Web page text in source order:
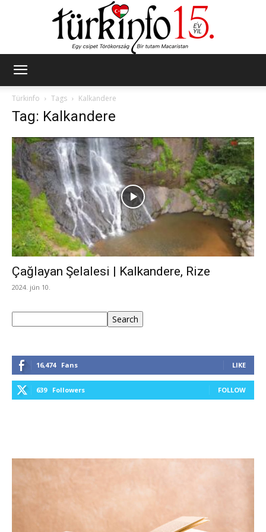
Türkinfo
Tags Kalkandere
Tag: Kalkandere
Çağlayan Şelalesi | Kalkandere, Rize
2024. jún 10.
Search
16,474 Fans LIKE
639 Followers FOLLOW